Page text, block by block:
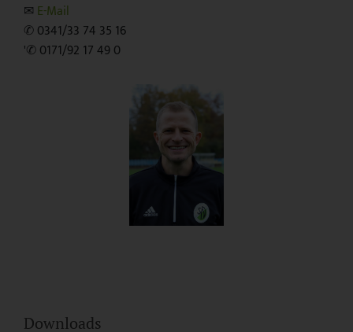
✉︎ E-Mail
✆ 0341/33 74 35 16
'✆ 0171/92 17 49 0
Downloads